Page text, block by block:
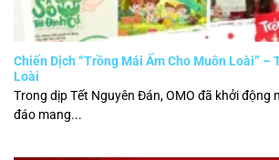
Chiến Dịch “Trồng Mái Ấm Cho Muôn Loài” –
Loài
Trong dịp Tết Nguyên Đán, OMO đã khởi động
đáo mang...